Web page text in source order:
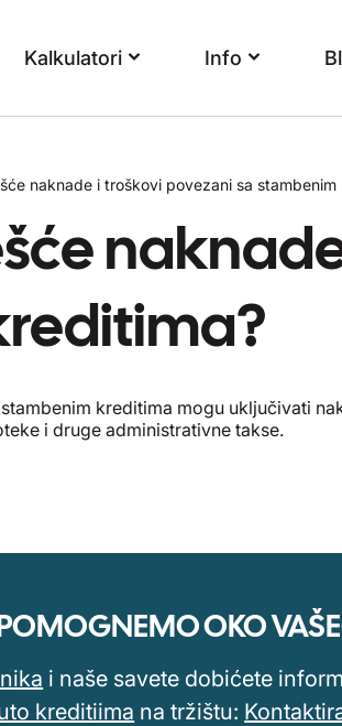
Kalkulatori Info
naknade i troškovi povezani sa stambenim
kreditima mogu uključivati
i druge administrativne takse.
OKO
i naše savete dobićete
kreditiima na tržištu: